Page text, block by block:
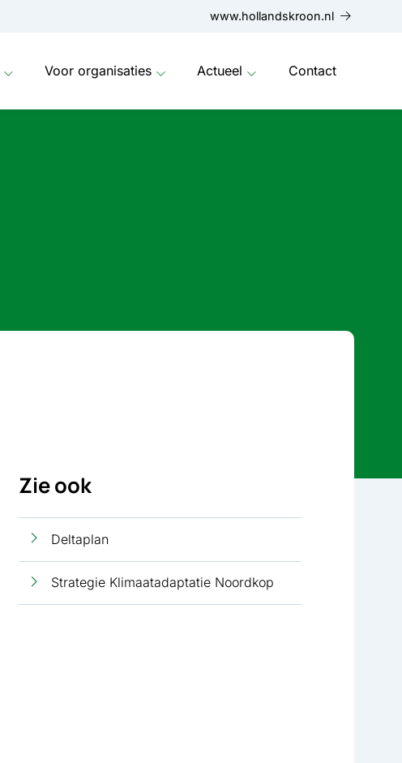
www.hollandskroon.nl
Voor organisaties Actueel Contact
Zie ook
Deltaplan
Strategie Klimaatadaptatie Noordkop